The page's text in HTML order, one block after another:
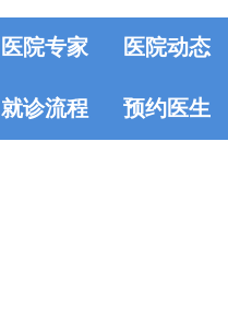
医院专家 医院动态
就诊流程 预约医生